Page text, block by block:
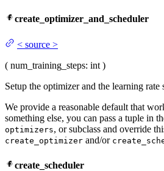
create_optimizer_and_scheduler
< source >
( num_training_steps: int )
Setup the optimizer and the learning rate
We provide a reasonable default that
something else, you can pass a tuple in
optimizers, or subclass and override
create_optimizer and/or
create_scheduler